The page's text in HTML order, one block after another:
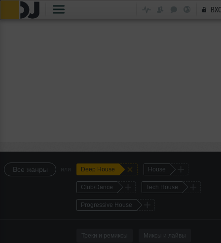
Все жанры Deep House + House
Club/Dance Tech House
Progressive House
Треки и ремиксы Миксы и лайвы